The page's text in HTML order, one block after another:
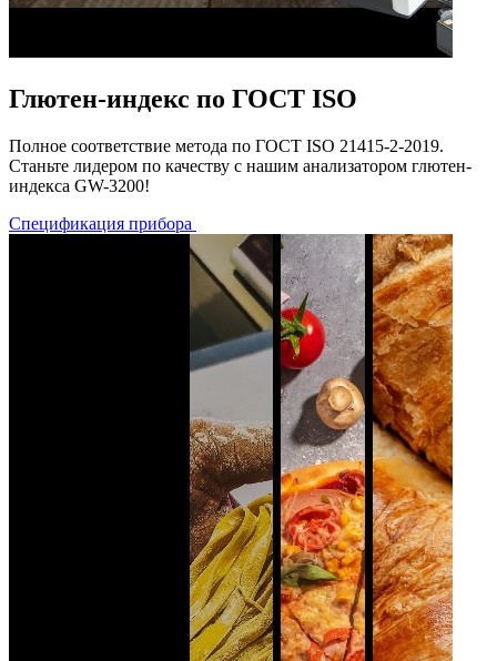
Глютен-индекс по ГОСТ ISO
Полное соответствие метода по ГОСТ ISO 21415-2-2019.
Станьте лидером по качеству с нашим анализатором глютен-
индекса GW-3200!
Спецификация прибора